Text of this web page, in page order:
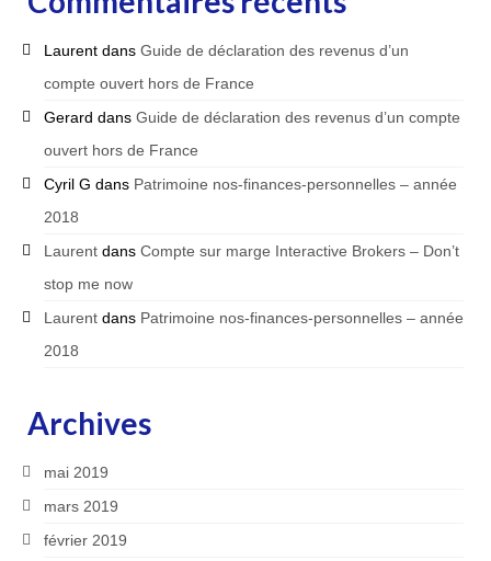
Laurent dans Guide de déclaration des revenus d’un
compte ouvert hors de France
Gerard dans Guide de déclaration des revenus d’un compte
ouvert hors de France
Cyril G dans Patrimoine nos-finances-personnelles – année
2018
Laurent dans Compte sur marge Interactive Brokers – Don’t
stop me now
Laurent dans Patrimoine nos-finances-personnelles – année
2018
Archives
mai 2019
mars 2019
février 2019